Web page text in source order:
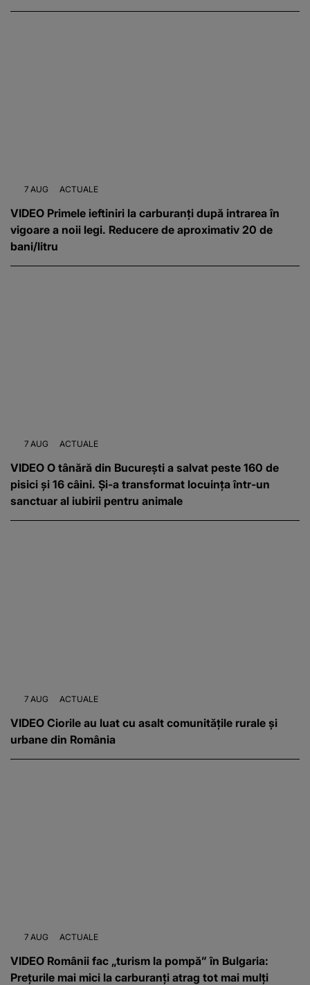
7 AUG ACTUALE
VIDEO Primele ieftiniri la carburanți după intrarea în
vigoare a noii legi. Reducere de aproximativ 20 de
bani/litru
7 AUG ACTUALE
VIDEO O tânără din București a salvat peste 160 de
pisici și 16 câini. Și-a transformat locuința într-un
sanctuar al iubirii pentru animale
7 AUG ACTUALE
VIDEO Ciorile au luat cu asalt comunitățile rurale și
urbane din România
7 AUG ACTUALE
VIDEO Românii fac „turism la pompă” în Bulgaria:
Prețurile mai mici la carburanți atrag tot mai mulți